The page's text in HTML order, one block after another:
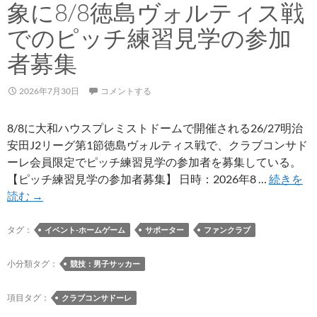
島
ヴ
ォ
ル
ィ
戦
の
「試
合
後
ン
で
撮
象に8/8徳島ヴォルティス戦
でのピッチ練習見学の参加
者募集
2026年7月30日 コメントする
8/8に大和ハウスプレミストドームで開催される26/27明治
安田J2リーグ第1節徳島ヴォルティス戦で、クラブコンサド
ーレ会員限定でピッチ練習見学の参加者を募集している。
【ピッチ練習見学の参加者募集】 日時：2026年8 … 続きを
読む ク
ブ
ン
ド
→
タグ： イベント-ホームゲーム サポーター ファンクラブ
小分類タグ： 競技：男子サッカー
項目タグ： クラブコンサドーレ